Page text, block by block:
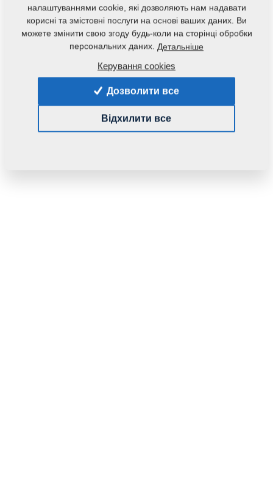
налаштуваннями cookie, які дозволяють нам надавати
корисні та змістовні послуги на основі ваших даних. Ви
можете змінити свою згоду будь-коли на сторінці обробки
персональних даних. Детальніше
Керування cookies
Дозволити все
Відхилити все